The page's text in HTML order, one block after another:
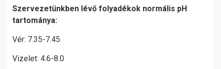
Szervezetünkben lévő folyadékok normális pH
tartománya:
Vér: 7.35-7.45
Vizelet: 4.6-8.0